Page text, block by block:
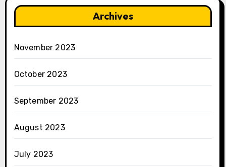
Archives
November 2023
October 2023
September 2023
August 2023
July 2023